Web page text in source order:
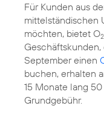
Für Kunden aus
mittelständischen
möchten, bietet O2
Geschäftskunden,
September einen
buchen, erhalten
15 Monate lang
Grundgebühr.